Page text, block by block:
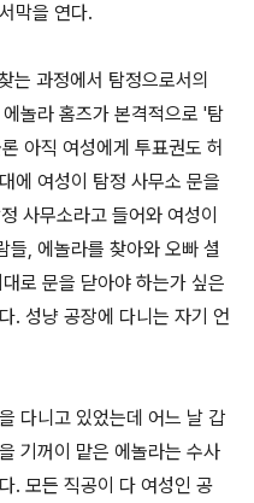
막을 연다.
는 과정에서 탐정으로서의
놀라 홈즈가 본격적으로 '탐
아직 여성에게 투표권도 허
에 여성이 탐정 사무소 문을
사무소라고 들어와 여성이
들, 에놀라를 찾아와 오빠 셜
로 문을 닫아야 하는가 싶은
. 성냥 공장에 다니는 자기 언
다니고 있었는데 어느 날 갑
기꺼이 맡은 에놀라는 수사
. 모든 직공이 다 여성인 공